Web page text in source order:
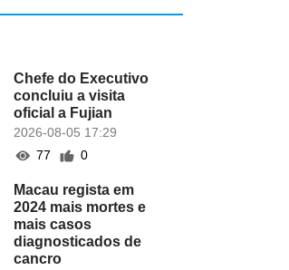
Chefe do Executivo
concluiu a visita
oficial a Fujian
2026-08-05 17:29
77
0
Macau regista em
2024 mais mortes e
mais casos
diagnosticados de
cancro